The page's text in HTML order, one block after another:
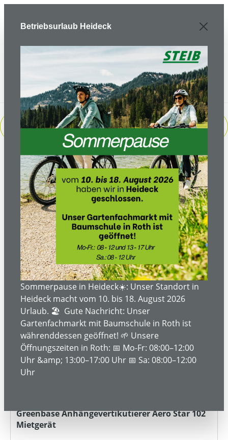
PRODUKTE FILTERN
Sortierung:
MIETBAR
Greenbase Anhängevertikutierer Aero Star 102
Mietgerät
Betriebsurlaub Heideck
Sommerpause in Heideck☀️: Unser Standort in
Heideck macht vom 10. bis 18. August 2026
Urlaub. 🏖️ Gute Nachricht: Unser
Gartenfachmarkt mit Baumschule in Roth ist
währenddessen geöffnet! 🌱 Unsere
Öffnungszeiten in Roth: 📅 Mo-Fr: 08:00–12:00
Uhr &amp; 13:00–17:00 Uhr 📅 Sa: 08:00–12:00
Uhr